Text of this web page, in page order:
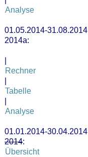
Analyse
01.05.2014-31.08.2014
2014a:
Rechner
Tabelle
Analyse
01.01.2014-30.04.2014
2014:
Übersicht